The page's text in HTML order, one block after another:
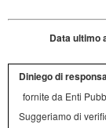
Data ultimo
Diniego di
fornite da Enti
Suggeriamo di